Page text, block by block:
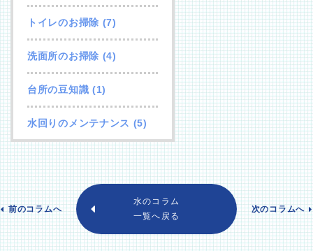
トイレのお掃除 (7)
洗面所のお掃除 (4)
台所の豆知識 (1)
水回りのメンテナンス (5)
前のコラムへ
水のコラム
一覧へ戻る
次のコラムへ